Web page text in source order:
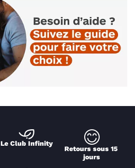
Le Club Infinity
Retours sous 15
jours